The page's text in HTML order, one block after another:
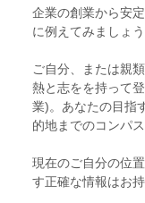
企業の創業から安
に例えてみましょう
ご自分、または親
熱と志をを持って
業)。あなたの目指
的地までのコンパ
現在のご自分の位
す正確な情報はお